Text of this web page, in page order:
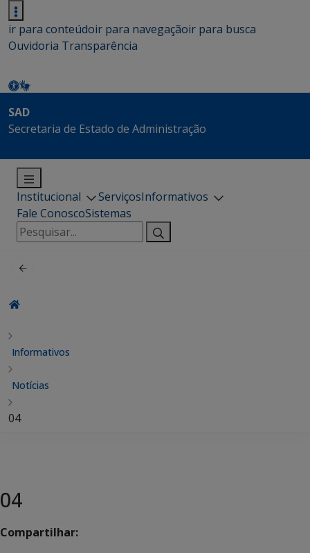
ir para conteúdoir para navegaçãoir para busca
Ouvidoria Transparência
SAD
Secretaria de Estado de Administração
Institucional ServiçosInformativos
Fale ConoscoSistemas
Pesquisar
por:
Informativos
Notícias
04
04
Compartilhar: